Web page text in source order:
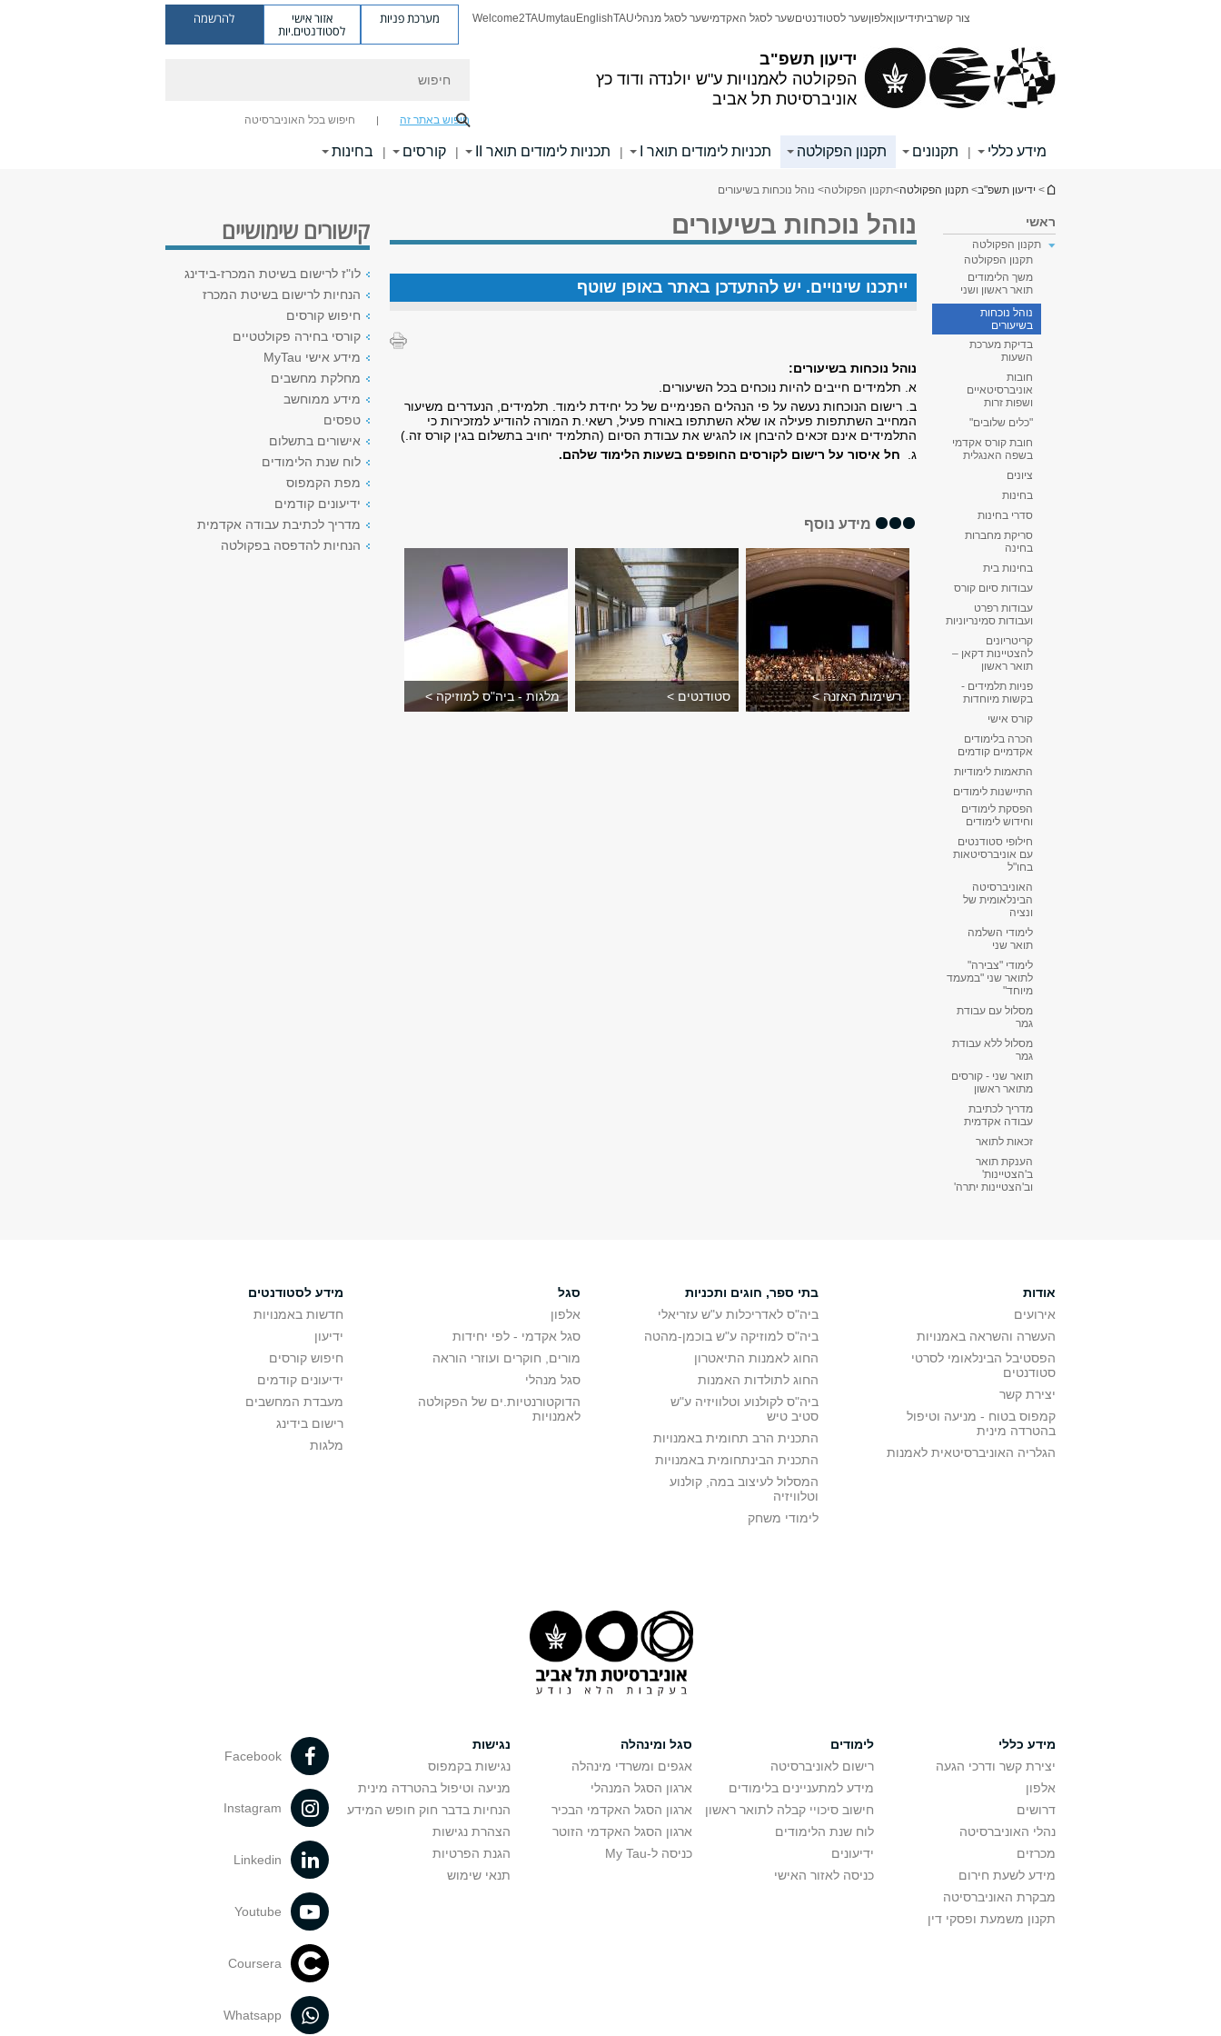
ידיעון תשפ"ב
הפקולטה לאמנויות ע"ש יולנדה ודוד כץ
אוניברסיטת תל אביב
צור קשרביתידיעוןאלפוןשער לסטודנטיםשער לסגל האקדמישער לסגל מנהליTAU
English
mytau
Welcome2TAU מערכת פניות אזור אישי
לסטודנטים.יות
להרשמה
חיפוש באתר זה חיפוש בכל האוניברסיטה
מידע כללי | תקנונים תקנון הפקולטה תכניות לימודים תואר I | תכניות לימודים תואר II | קורסים | בחינות
הינך נמצא כאן
> ידיעון תשפ"ב> תקנון הפקולטה>תקנון הפקולטה> נוהל נוכחות בשיעורים
ראשי
תקנון הפקולטה
תקנון הפקולטה
משך הלימודים
תואר ראשון ושני
נוהל נוכחות
בשיעורים
בדיקת מערכת
השעות
חובות
אוניברסיטאיים
ושפות זרות
"כלים שלובים"
חובת קורס אקדמי
בשפה האנגלית
ציונים
בחינות
סדרי בחינות
סריקת מחברות
בחינה
בחינות בית
עבודות סיום קורס
עבודות רפרט
ועבודות סמינריוניות
קריטריונים
להצטיינות דקאן –
תואר ראשון
פניות תלמידים -
בקשות מיוחדות
קורס אישי
הכרה בלימודים
אקדמיים קודמים
התאמות לימודיות
התיישנות לימודים
הפסקת לימודים
וחידוש לימודים
חילופי סטודנטים
עם אוניברסיטאות
בחו"ל
האוניברסיטה
הבינלאומית של
ונציה
לימודי השלמה
תואר שני
לימודי "צבירה"
לתואר שני "במעמד
מיוחד"
מסלול עם עבודת
גמר
מסלול ללא עבודת
גמר
תואר שני - קורסים
מתואר ראשון
מדריך לכתיבת
עבודה אקדמית
זכאות לתואר
הענקת תואר
ב'הצטיינות'
וב'הצטיינות יתרה'
נוהל נוכחות בשיעורים
ייתכנו שינויים. יש להתעדכן באתר באופן שוטף
נוהל נוכחות בשיעורים:
א. תלמידים חייבים להיות נוכחים בכל השיעורים.
ב. רישום הנוכחות נעשה על פי הנהלים הפנימיים של כל יחידת לימוד. תלמידים, הנעדרים משיעור
המחייב השתתפות פעילה או שלא השתתפו באורח פעיל, רשאי.ת המורה להודיע למזכירות כי
התלמידים אינם זכאים להיבחן או להגיש את עבודת הסיום (התלמיד יחויב בתשלום בגין קורס זה.)
ג. חל איסור על רישום לקורסים החופפים בשעות הלימוד שלהם.
מידע נוסף
רשימות האזנה > סטודנטים > מלגות - ביה"ס למוזיקה >
קישורים שימושיים
לו"ז לרישום בשיטת המכרז-בידינג
הנחיות לרישום בשיטת המכרז
חיפוש קורסים
קורסי בחירה פקולטטיים
מידע אישי MyTau
מחלקת מחשבים
מידע ממוחשב
טפסים
אישורים בתשלום
לוח שנת הלימודים
מפת הקמפוס
ידיעונים קודמים
מדריך לכתיבת עבודה אקדמית
הנחיות להדפסה בפקולטה
אודות
אירועים
העשרה והשראה באמנויות
הפסטיבל הבינלאומי לסרטי
סטודנטים
יצירת קשר
קמפוס בטוח - מניעה וטיפול
בהטרדה מינית
הגלריה האוניברסיטאית לאמנות
בתי ספר, חוגים ותכניות
ביה"ס לאדריכלות ע"ש עזריאלי
ביה"ס למוזיקה ע"ש בוכמן-מהטה
החוג לאמנות התיאטרון
החוג לתולדות האמנות
ביה"ס לקולנוע וטלוויזיה ע"ש
סטיב טיש
התכנית הרב תחומית באמנויות
התכנית הבינתחומית באמנויות
המסלול לעיצוב במה, קולנוע
וטלוויזיה
לימודי משחק
סגל
אלפון
סגל אקדמי - לפי יחידות
מורים, חוקרים ועוזרי הוראה
סגל מנהלי
הדוקטורנטיות.ים של הפקולטה
לאמנויות
מידע לסטודנטים
חדשות באמנויות
ידיעון
חיפוש קורסים
ידיעונים קודמים
מעבדת המחשבים
רישום בידינג
מלגות
מידע כללי
יצירת קשר ודרכי הגעה
אלפון
דרושים
נהלי האוניברסיטה
מכרזים
מידע לשעת חירום
מבקרת האוניברסיטה
תקנון משמעת ופסקי דין
לימודים
רישום לאוניברסיטה
מידע למתעניינים בלימודים
חישוב סיכויי קבלה לתואר ראשון
לוח שנת הלימודים
ידיעונים
כניסה לאזור האישי
סגל ומינהלה
אגפים ומשרדי מינהלה
ארגון הסגל המנהלי
ארגון הסגל האקדמי הבכיר
ארגון הסגל האקדמי הזוטר
כניסה ל-My Tau
נגישות
נגישות בקמפוס
מניעה וטיפול בהטרדה מינית
הנחיות בדבר חוק חופש המידע
הצהרת נגישות
הגנת הפרטיות
תנאי שימוש
Facebook
Instagram
Linkedin
Youtube
Coursera
Whatsapp